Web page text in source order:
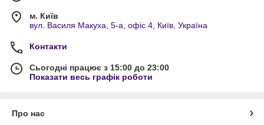
м. Київ
вул. Василя Макуха, 5-а, офіс 4, Київ, Україна
Контакти
Сьогодні працює з 15:00 до 23:00
Показати весь графік роботи
Про нас